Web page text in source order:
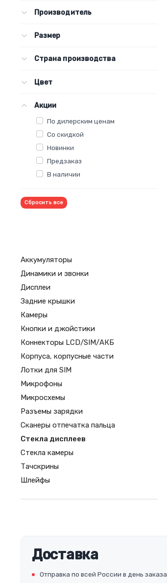
Производитель
Размер
Страна производства
Цвет
Акции
По дилерским ценам
Со скидкой
Новинки
Предзаказ
В наличии
Сбросить все
Аккумуляторы
Динамики и звонки
Дисплеи
Задние крышки
Камеры
Кнопки и джойстики
Коннекторы LCD/SIM/АКБ
Корпуса, корпусные части
Лотки для SIM
Микрофоны
Микросхемы
Разъемы зарядки
Сканеры отпечатка пальца
Стекла дисплеев
Стекла камеры
Тачскрины
Шлейфы
Доставка
Отправка по всей России в день заказа